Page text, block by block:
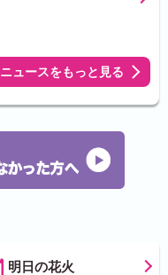
ニュースをもっと見る
明日の花火